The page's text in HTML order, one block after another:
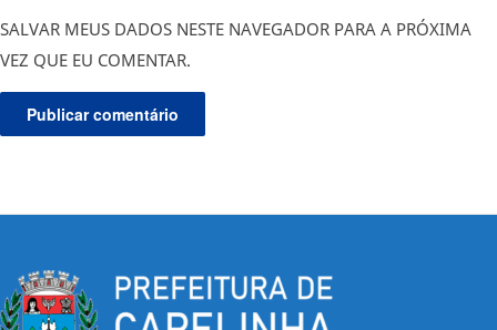
SALVAR MEUS DADOS NESTE NAVEGADOR PARA A PRÓXIMA
VEZ QUE EU COMENTAR.